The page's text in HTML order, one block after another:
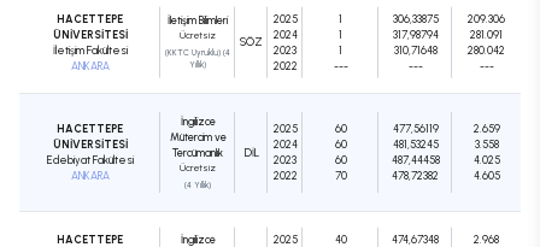
HACETTEPE
ÜNİVERSİTESİ
İletişim Fakültesi
ANKARA
İletişim Bilimleri
Ücretsiz
(KKTC Uyruklu) (4
Yıllık)
SÖZ
2025
2024
2023
2022
1
1
1
---
306,33875
317,98794
310,71648
---
209.306
281.091
280.042
---
HACETTEPE
ÜNİVERSİTESİ
Edebiyat Fakültesi
ANKARA
İngilizce
Mütercim ve
Tercümanlık
Ücretsiz
(4 Yıllık)
DIL
2025
2024
2023
2022
60
60
60
70
477,56119
481,53245
487,44458
478,72382
2.659
3.558
4.025
4.605
HACETTEPE
İngilizce
2025
40
474,67348
2.968